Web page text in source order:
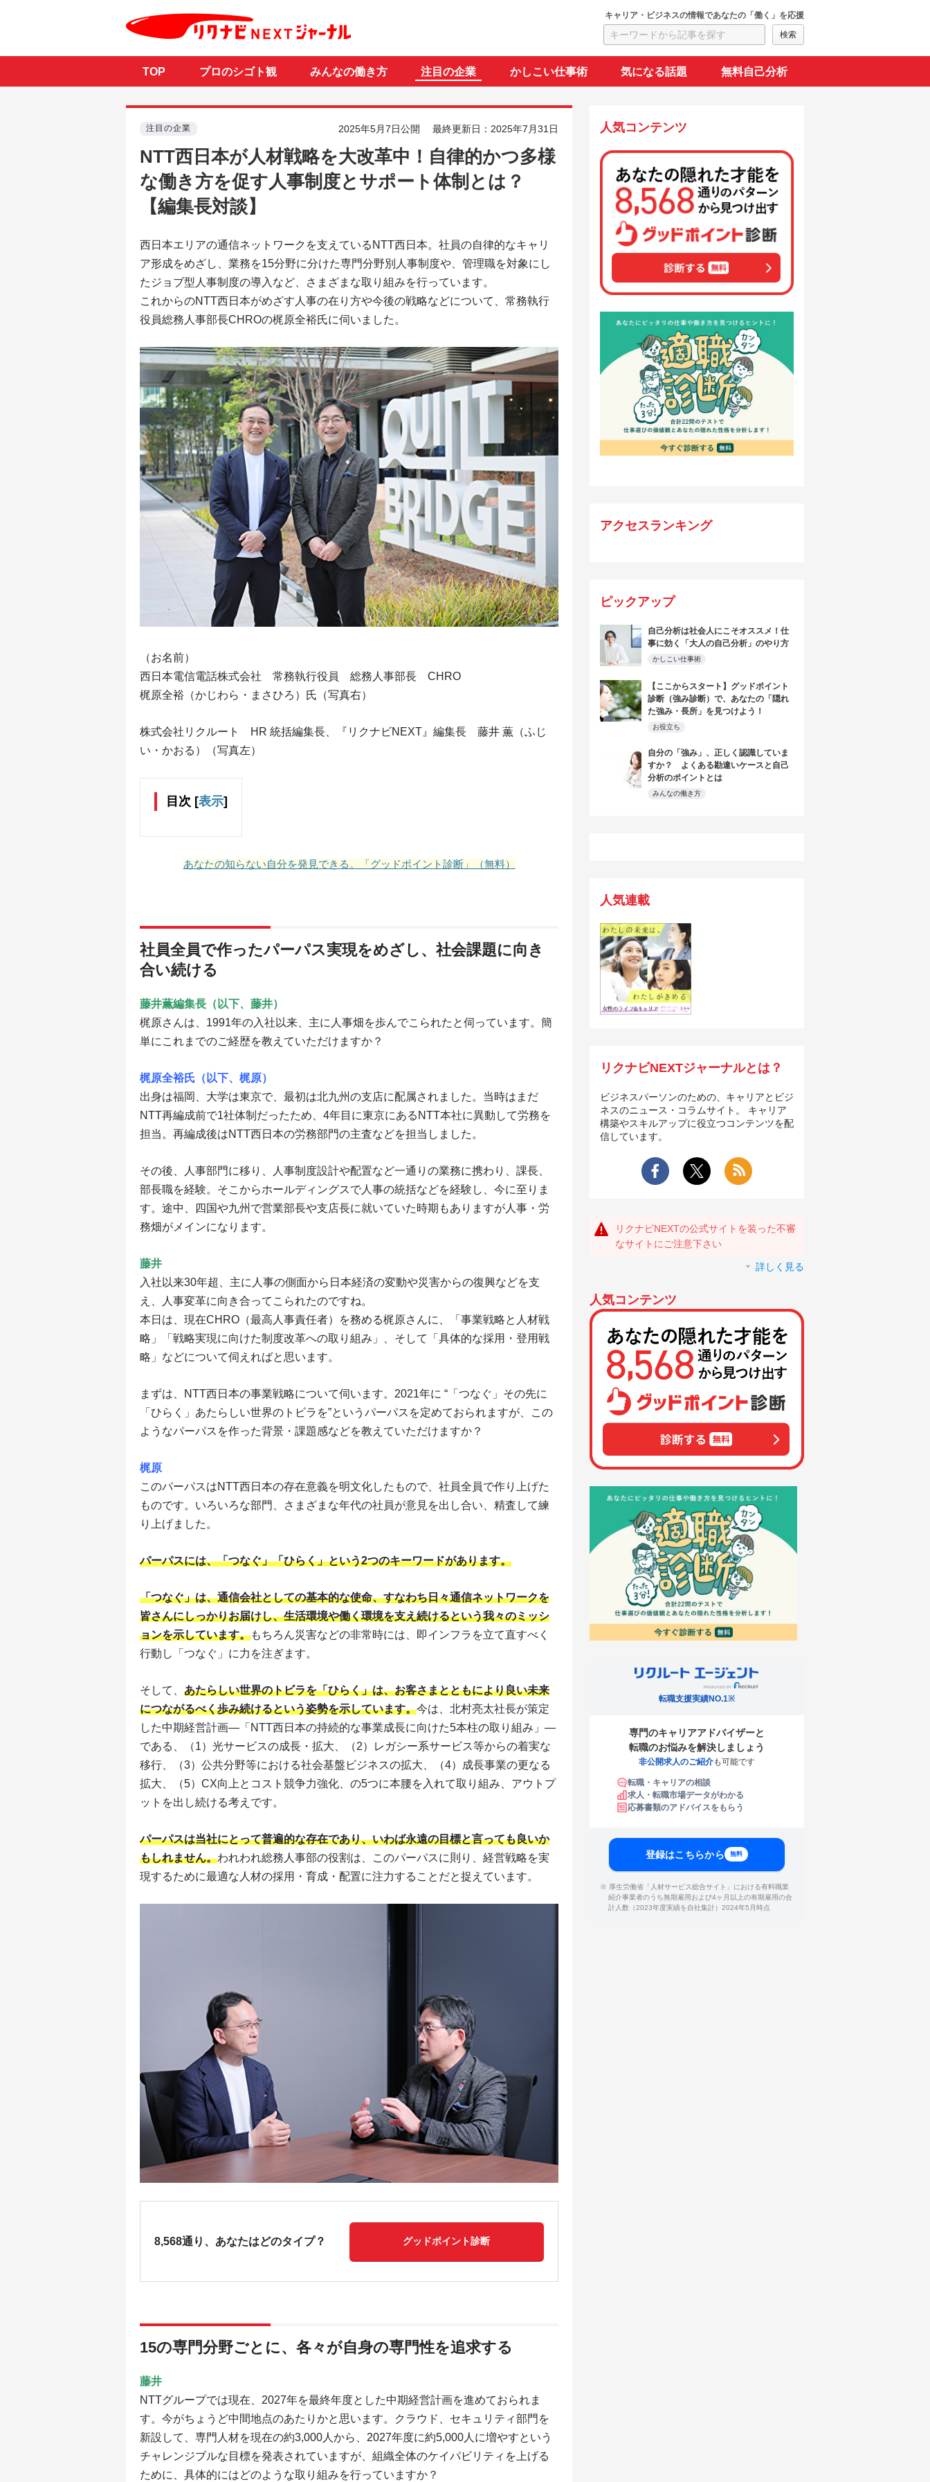
キャリア・ビジネスの情報であなたの「働く」を応援
TOP プロのシゴト観 みんなの働き方 注目の企業 かしこい仕事術 気になる話題 無料自己分析
注目の企業 2025年5月7日公開 最終更新日：2025年7月31日
NTT西日本が人材戦略を大改革中！自律的かつ多様
な働き方を促す人事制度とサポート体制とは？
【編集長対談】
西日本エリアの通信ネットワークを支えているNTT西日本。社員の自律的なキャリ
ア形成をめざし、業務を15分野に分けた専門分野別人事制度や、管理職を対象にし
たジョブ型人事制度の導入など、さまざまな取り組みを行っています。
これからのNTT西日本がめざす人事の在り方や今後の戦略などについて、常務執行
役員総務人事部長CHROの梶原全裕氏に伺いました。
（お名前）
西日本電信電話株式会社 常務執行役員 総務人事部長 CHRO
梶原全裕（かじわら・まさひろ）氏（写真右）
株式会社リクルート HR 統括編集長、『リクナビNEXT』編集長 藤井 薫（ふじ
い・かおる）（写真左）
目次 [表示]
あなたの知らない自分を発見できる。「グッドポイント診断」（無料）
社員全員で作ったパーパス実現をめざし、社会課題に向き
合い続ける
藤井薫編集長（以下、藤井）
梶原さんは、1991年の入社以来、主に人事畑を歩んでこられたと伺っています。簡
単にこれまでのご経歴を教えていただけますか？
梶原全裕氏（以下、梶原）
出身は福岡、大学は東京で、最初は北九州の支店に配属されました。当時はまだ
NTT再編成前で1社体制だったため、4年目に東京にあるNTT本社に異動して労務を
担当。再編成後はNTT西日本の労務部門の主査などを担当しました。
その後、人事部門に移り、人事制度設計や配置など一通りの業務に携わり、課長、
部長職を経験。そこからホールディングスで人事の統括などを経験し、今に至りま
す。途中、四国や九州で営業部長や支店長に就いていた時期もありますが人事・労
務畑がメインになります。
藤井
入社以来30年超、主に人事の側面から日本経済の変動や災害からの復興などを支
え、人事変革に向き合ってこられたのですね。
本日は、現在CHRO（最高人事責任者）を務める梶原さんに、「事業戦略と人材戦
略」「戦略実現に向けた制度改革への取り組み」、そして「具体的な採用・登用戦
略」などについて伺えればと思います。
まずは、NTT西日本の事業戦略について伺います。2021年に “「つなぐ」その先に
「ひらく」あたらしい世界のトビラを”というパーパスを定めておられますが、この
ようなパーパスを作った背景・課題感などを教えていただけますか？
梶原
このパーパスはNTT西日本の存在意義を明文化したもので、社員全員で作り上げた
ものです。いろいろな部門、さまざまな年代の社員が意見を出し合い、精査して練
り上げました。
パーパスには、「つなぐ」「ひらく」という2つのキーワードがあります。
「つなぐ」は、通信会社としての基本的な使命、すなわち日々通信ネットワークを
皆さんにしっかりお届けし、生活環境や働く環境を支え続けるという我々のミッシ
ョンを示しています。もちろん災害などの非常時には、即インフラを立て直すべく
行動し「つなぐ」に力を注ぎます。
そして、 あたらしい世界のトビラを「ひらく」は、お客さまとともにより良い未来
につながるべく歩み続けるという姿勢を示しています。今は、北村亮太社長が策定
した中期経営計画―「NTT西日本の持続的な事業成長に向けた5本柱の取り組み」―
である、（1）光サービスの成長・拡大、（2）レガシー系サービス等からの着実な
移行、（3）公共分野等における社会基盤ビジネスの拡大、（4）成長事業の更なる
拡大、（5）CX向上とコスト競争力強化、の5つに本腰を入れて取り組み、アウトプ
ットを出し続ける考えです。
パーパスは当社にとって普遍的な存在であり、いわば永遠の目標と言っても良いか
もしれません。われわれ総務人事部の役割は、このパーパスに則り、経営戦略を実
現するために最適な人材の採用・育成・配置に注力することだと捉えています。
8,568通り、あなたはどのタイプ？ グッドポイント診断
15の専門分野ごとに、各々が自身の専門性を追求する
藤井
NTTグループでは現在、2027年を最終年度とした中期経営計画を進めておられま
す。今がちょうど中間地点のあたりかと思います。クラウド、セキュリティ部門を
新設して、専門人材を現在の約3,000人から、2027年度に約5,000人に増やすという
チャレンジブルな目標を発表されていますが、組織全体のケイパビリティを上げる
ために、具体的にはどのような取り組みを行っていますか？
人気コンテンツ
アクセスランキング
ピックアップ
自己分析は社会人にこそオススメ！仕
事に効く「大人の自己分析」のやり方
かしこい仕事術
【ここからスタート】グッドポイント
診断（強み診断）で、あなたの「隠れ
た強み・長所」を見つけよう！
お役立ち
自分の「強み」、正しく認識していま
すか？ よくある勘違いケースと自己
分析のポイントとは
みんなの働き方
人気連載
リクナビNEXTジャーナルとは？
ビジネスパーソンのための、キャリアとビジ
ネスのニュース・コラムサイト。 キャリア
構築やスキルアップに役立つコンテンツを配
信しています。
リクナビNEXTの公式サイトを装った不審
なサイトにご注意下さい
詳しく見る
人気コンテンツ
転職支援実績NO.1※
専門のキャリアアドバイザーと
転職のお悩みを解決しましょう
非公開求人のご紹介も可能です
転職・キャリアの相談
求人・転職市場データがわかる
応募書類のアドバイスをもらう
登録はこちらから 無料
※ 厚生労働省「人材サービス総合サイト」における有料職業
紹介事業者のうち無期雇用および4ヶ月以上の有期雇用の合
計人数（2023年度実績を自社集計）2024年5月時点